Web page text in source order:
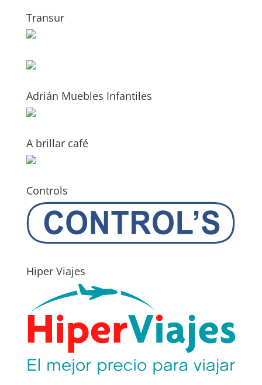
Transur
Adrián Muebles Infantiles
A brillar café
Controls
Hiper Viajes